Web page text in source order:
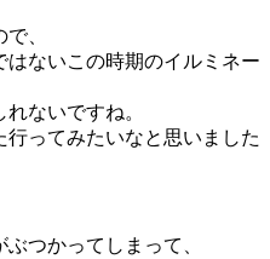
、
ないこの時期のイルミネー
ないですね。
ってみたいなと思いました
つかってしまって、